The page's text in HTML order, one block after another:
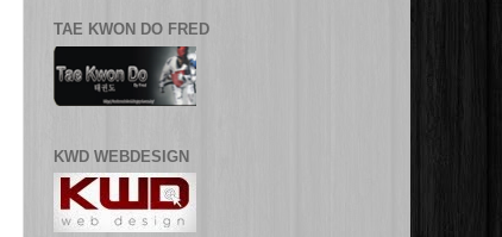
TAE KWON DO FRED
KWD WEBDESIGN